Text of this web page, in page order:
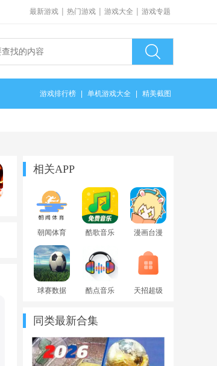
最新游戏 | 热门游戏 | 游戏大全 | 游戏专题
游戏排行榜 单机游戏大全 精美截图
相关APP
朝闻体育
酷歌音乐
版app
漫画台漫
漫画app
球赛数据
新版
酷点音乐
天招超级
同类最新合集